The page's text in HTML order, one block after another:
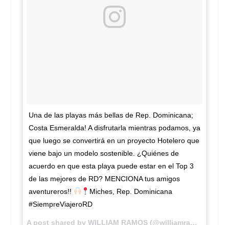
Una de las playas más bellas de Rep. Dominicana;
Costa Esmeralda! A disfrutarla mientras podamos, ya
que luego se convertirá en un proyecto Hotelero que
viene bajo un modelo sostenible. ¿Quiénes de
acuerdo en que esta playa puede estar en el Top 3
de las mejores de RD? MENCIONA tus amigos
aventureros!!
Miches, Rep. Dominicana
#SiempreViajeroRD
A post shared by WILLIAM RAMOS (@williamramostv) on